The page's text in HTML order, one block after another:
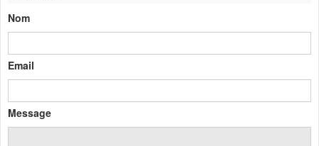
Nom
Email
Message